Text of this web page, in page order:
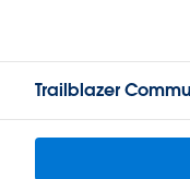
Trailblazer